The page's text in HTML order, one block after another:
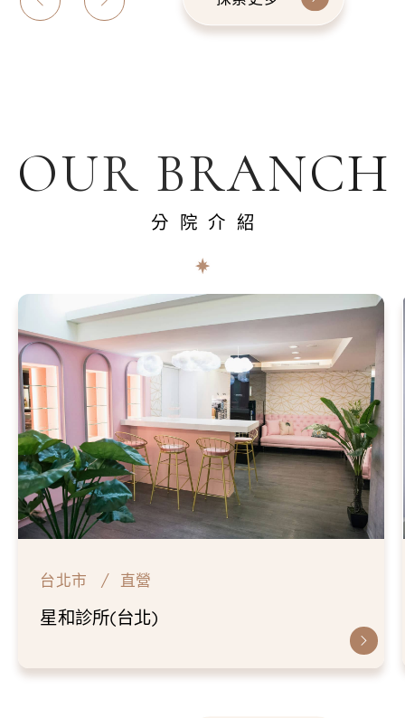
OUR BRANCH
分院介紹
台北市 直營
仁愛星和診所